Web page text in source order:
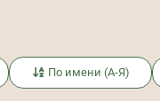
По имени (А-Я)